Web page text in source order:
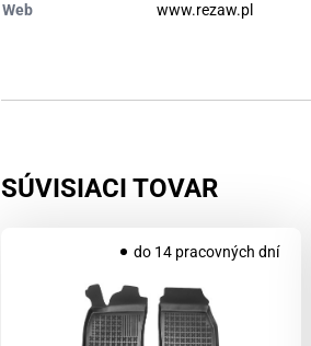
Web www.rezaw.pl
SÚVISIACI TOVAR
do 14 pracovných dní